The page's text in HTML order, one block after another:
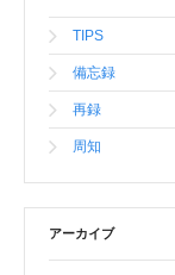
TIPS
備忘録
再録
周知
アーカイブ